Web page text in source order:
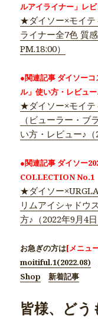
ルアイライナー」レ
★ダイソー×モイ
ライナー全7色 質
PM.18:00）
●関連記事 ダイソー
ル」使い方・レビュー
★ダイソー×モイ
（ビューラー・ブ
い方・レビュー♪（
●関連記事 ダイソー
COLLECTION No.1
★ダイソー
リムアイシャドウ
方♪（2022年9月4日
お急ぎの方は[メニュ
moitiful.1(2022.08)
Shop
新着記事
皆様、ど